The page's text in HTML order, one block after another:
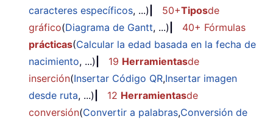
caracteres específicos, ...) 50+Tiposde
gráfico(Diagrama de Gantt, ...)
40+ Fórmulas
prácticas(Calcular la edad basada en la fecha de
nacimiento, ...) 19 Herramientasde
inserción(Insertar Código QR,Insertar imagen
desde ruta, ...) 12 Herramientasde
conversión(Convertir a palabras,Conversión de